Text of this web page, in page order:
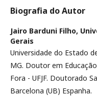
Biografia do Autor
Jairo Barduni Filho,
Gerais
Universidade do Estado
MG. Doutor em
Fora - UFJF. Doutorado
Barcelona (UB) Espanha.